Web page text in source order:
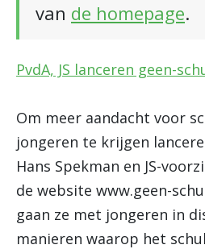
van de homepage.
PvdA, JS lanceren geen-
Om meer aandacht voor
jongeren te krijgen
Hans Spekman en JS-
de website www.geen-
gaan ze met jongeren in
manieren waarop het